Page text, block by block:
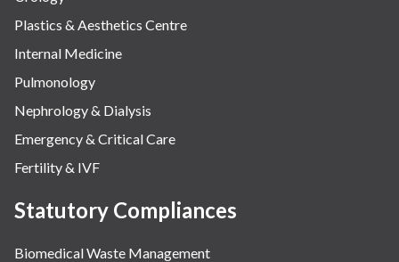
Plastics & Aesthetics Centre
Internal Medicine
Pulmonology
Nephrology & Dialysis
Emergency & Critical Care
Fertility & IVF
Statutory Compliances
Biomedical Waste Management